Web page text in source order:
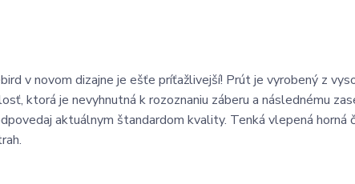
v novom dizajne je ešťe príťažlivejší! Prút je vyrobený z
ktorá je nevyhnutná k rozoznaniu záberu a následnému
aktuálnym štandardom kvality. Tenká vlepená horná